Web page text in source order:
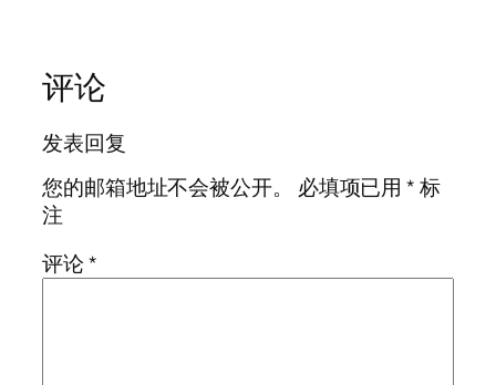
评论
发表回复
您的邮箱地址不会被公开。
必填项已用*标
注
评论*